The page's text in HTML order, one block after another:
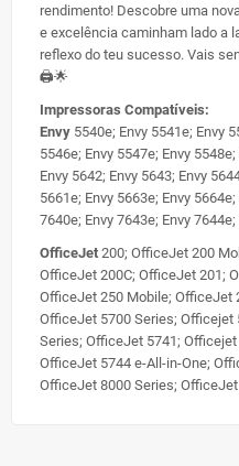
rendimento! Descobre uma
e excelência caminham lado a
reflexo do teu sucesso. Vais
🖨️🌟
Impressoras Compatíveis:
Envy 5540e; Envy 5541e; Envy
5546e; Envy 5547e; Envy
Envy 5642; Envy 5643; Envy
5661e; Envy 5663e; Envy
7640e; Envy 7643e; Envy 7644e;
OfficeJet 200; OfficeJet 200
OfficeJet 200C; OfficeJet 201;
OfficeJet 250 Mobile; OfficeJet
OfficeJet 5700 Series; Officejet
Series; OfficeJet 5741;
OfficeJet 5744 e-All-in-One;
OfficeJet 8000 Series;